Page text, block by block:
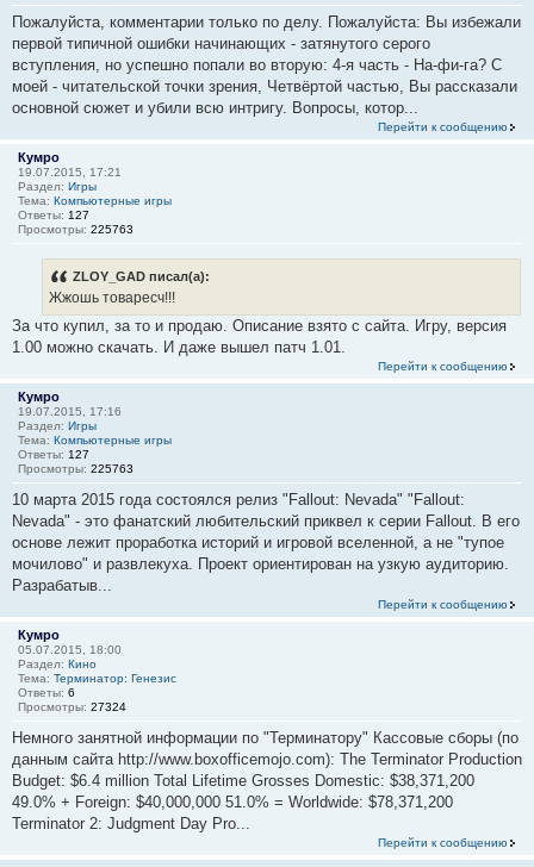
Пожалуйста, комментарии только по делу. Пожалуйста: Вы избежали
первой типичной ошибки начинающих - затянутого серого
вступления, но успешно попали во вторую: 4-я часть - На-фи-га? С
моей - читательской точки зрения, Четвёртой частью, Вы рассказали
основной сюжет и убили всю интригу. Вопросы, котор...
Перейти к сообщению
Кумро
19.07.2015, 17:21
Раздел: Игры
Тема: Компьютерные игры
Ответы: 127
Просмотры: 225763
ZLOY_GAD писал(а):
Жжошь товаресч!!!
За что купил, за то и продаю. Описание взято с сайта. Игру, версия
1.00 можно скачать. И даже вышел патч 1.01.
Перейти к сообщению
Кумро
19.07.2015, 17:16
Раздел: Игры
Тема: Компьютерные игры
Ответы: 127
Просмотры: 225763
10 марта 2015 года состоялся релиз "Fallout: Nevada" "Fallout:
Nevada" - это фанатский любительский приквел к серии Fallout. В его
основе лежит проработка историй и игровой вселенной, а не "тупое
мочилово" и развлекуха. Проект ориентирован на узкую аудиторию.
Разрабатыв...
Перейти к сообщению
Кумро
05.07.2015, 18:00
Раздел: Кино
Тема: Терминатор: Генезис
Ответы: 6
Просмотры: 27324
Немного занятной информации по "Терминатору" Кассовые сборы (по
данным сайта http://www.boxofficemojo.com): The Terminator Production
Budget: $6.4 million Total Lifetime Grosses Domestic: $38,371,200
49.0% + Foreign: $40,000,000 51.0% = Worldwide: $78,371,200
Terminator 2: Judgment Day Pro...
Перейти к сообщению